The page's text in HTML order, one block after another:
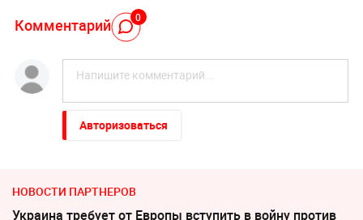
Комментарий 0
Авторизоваться
НОВОСТИ ПАРТНЕРОВ
Украина требует от Европы вступить в войну против